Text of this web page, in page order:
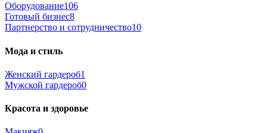
Оборудование106
Готовый бизнес8
Партнерство и сотрудничество10
Мода и стиль
Женский гардероб1
Мужской гардероб0
Красота и здоровье